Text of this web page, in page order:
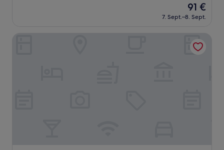
Bewertungen)
Der
Preis
beträgt
91 €
7. Sept.–8. Sept.